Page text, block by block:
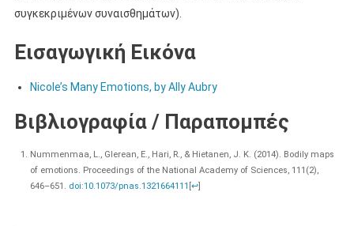
συγκεκριμένων συναισθημάτων).
Εισαγωγική Εικόνα
Nicole’s Many Emotions, by Ally Aubry
Βιβλιογραφία / Παραπομπές
Nummenmaa, L., Glerean, E., Hari, R., & Hietanen, J. K. (2014). Bodily maps
of emotions. Proceedings of the National Academy of Sciences, 111(2),
646–651. doi:10.1073/pnas.1321664111 ↩]